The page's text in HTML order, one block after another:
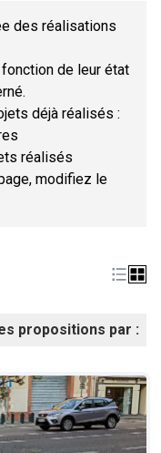
des réalisations
de leur état
déjà réalisés :
réalisés
modifiez le
propositions par :